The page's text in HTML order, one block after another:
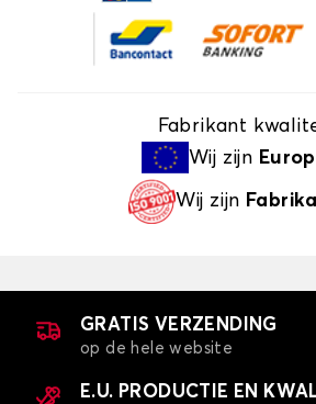
Fabrikant
Wij zijn
Wij zijn
GRATIS VERZENDING
op de hele website
E.U. PRODUCTIE EN